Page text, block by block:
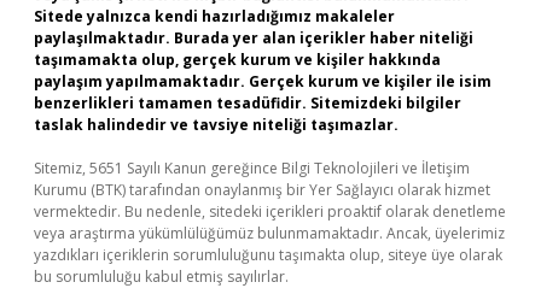
Sitede yalnızca kendi hazırladığımız makaleler
paylaşılmaktadır. Burada yer alan içerikler haber niteliği
taşımamakta olup, gerçek kurum ve kişiler hakkında
paylaşım yapılmamaktadır. Gerçek kurum ve kişiler ile isim
benzerlikleri tamamen tesadüfidir. Sitemizdeki bilgiler
taslak halindedir ve tavsiye niteliği taşımazlar.
Sitemiz, 5651 Sayılı Kanun gereğince Bilgi Teknolojileri ve İletişim
Kurumu (BTK) tarafından onaylanmış bir Yer Sağlayıcı olarak hizmet
vermektedir. Bu nedenle, sitedeki içerikleri proaktif olarak denetleme
veya araştırma yükümlülüğümüz bulunmamaktadır. Ancak, üyelerimiz
yazdıkları içeriklerin sorumluluğunu taşımakta olup, siteye üye olarak
bu sorumluluğu kabul etmiş sayılırlar.